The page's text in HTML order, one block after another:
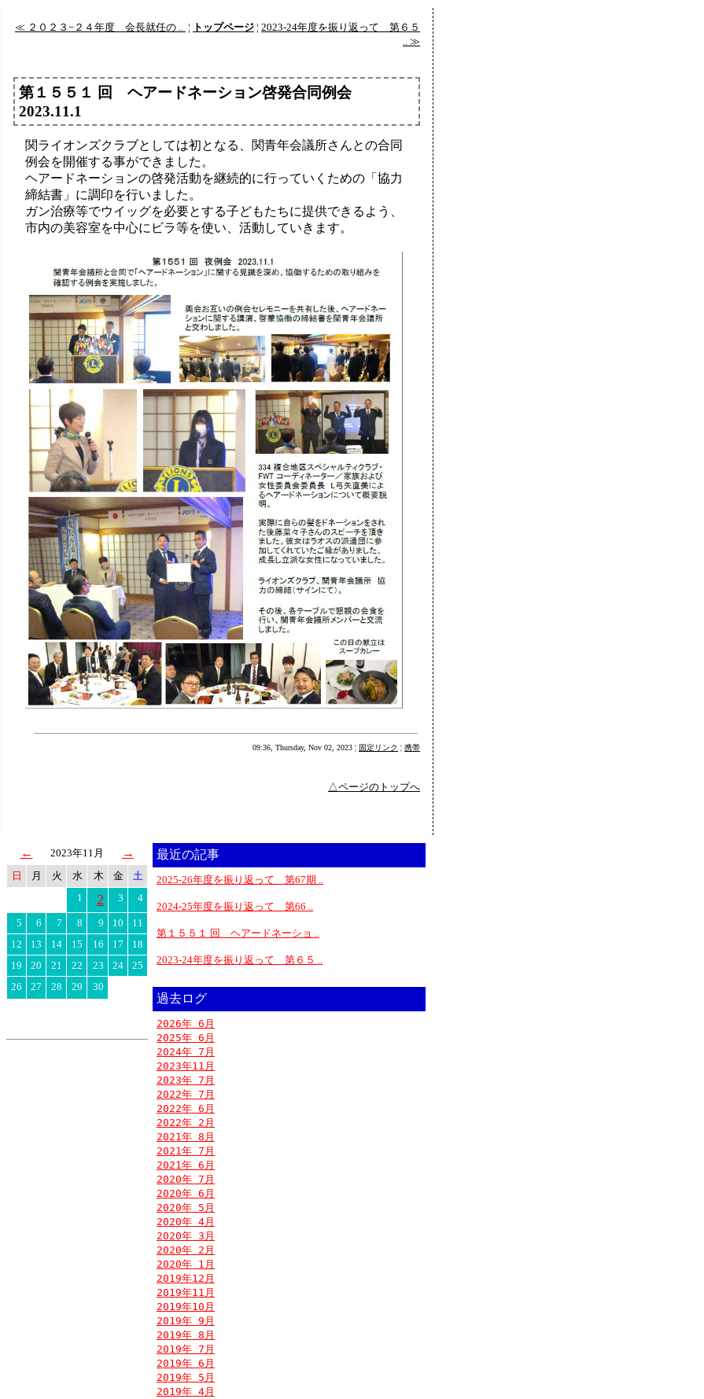
≪ ２０２３−２４年度 会長就任の .. ¦ トップページ ¦ 2023-24年度を振り返って 第６５
.. ≫
第１５５１ 回 ヘアードネーション啓発合同例会
2023.11.1
関ライオンズクラブとしては初となる、関青年会議所さんとの合同
例会を開催する事ができました。
ヘアードネーションの啓発活動を継続的に行っていくための「協力
締結書」に調印を行いました。
ガン治療等でウイッグを必要とする子どもたちに提供できるよう、
市内の美容室を中心にビラ等を使い、活動していきます。
09:36, Thursday, Nov 02, 2023 ¦ 固定リンク ¦ 携帯
△ページのトップへ
← 2023年11月 →
日 月 火 水 木 金
土
1
2 3 4
5 6 7 8 9 10
11
12
13 14 15 16 17
18
19
20 21 22 23 24
25
26
27 28 29 30
最近の記事
2025-26年度を振り返って 第67期 ..
2024-25年度を振り返って 第66 ..
第１５５１ 回 ヘアードネーショ ..
2023-24年度を振り返って 第６５ ..
過去ログ
2026年 6月
2025年 6月
2024年 7月
2023年11月
2023年 7月
2022年 7月
2022年 6月
2022年 2月
2021年 8月
2021年 7月
2021年 6月
2020年 7月
2020年 6月
2020年 5月
2020年 4月
2020年 3月
2020年 2月
2020年 1月
2019年12月
2019年11月
2019年10月
2019年 9月
2019年 8月
2019年 7月
2019年 6月
2019年 5月
2019年 4月